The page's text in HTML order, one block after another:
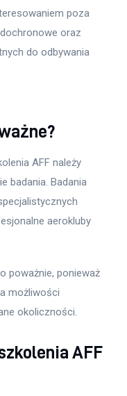
poza
oraz
do odbywania
AFF należy
badania. Badania
aerokluby
poważnie, ponieważ
możliwości
okoliczności.
AFF